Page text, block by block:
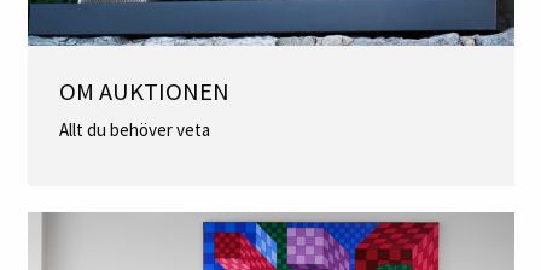
OM AUKTIONEN
Allt du behöver veta